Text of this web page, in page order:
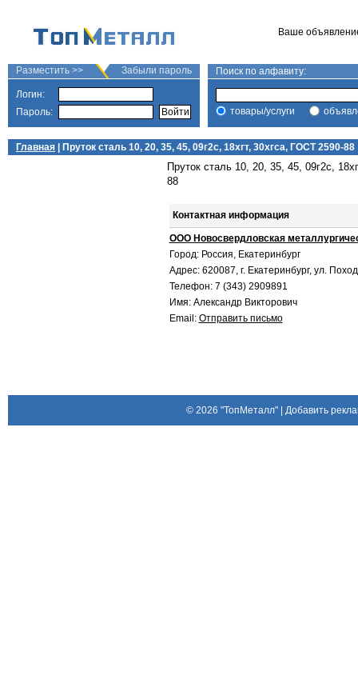
Ваше
Разместить >> Забыли пароль
Логин:
Пароль:
Поиск по алфавиту:
товары/услуги
Главная | Пруток сталь 10, 20, 35, 45, 09г2с, 18хгт, 30хгса, ГОСТ 2590-88
Пруток сталь 10, 20, 35, 45, 09г2с,
88
Контактная информация
ООО Новосвердловская
Город: Россия, Екатеринбург
Адрес: 620087, г. Екатеринбург, ул.
Телефон: 7 (343) 2909891
Имя: Александр Викторович
Email: Отправить письмо
© 2026 "ТопМеталл"| Добавить